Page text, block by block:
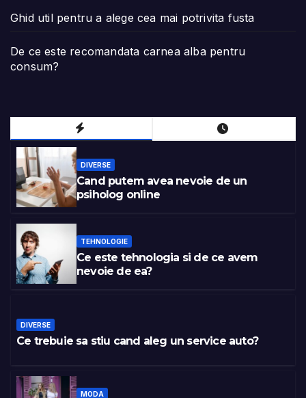
Ghid util pentru a alege cea mai potrivita fusta
De ce este recomandata carnea alba pentru
consum?
DIVERSE
Cand putem avea nevoie de un
psiholog online
TEHNOLOGIE
Ce este tehnologia si de ce avem
nevoie de ea?
DIVERSE
Ce trebuie sa stiu cand aleg un service auto?
MODA